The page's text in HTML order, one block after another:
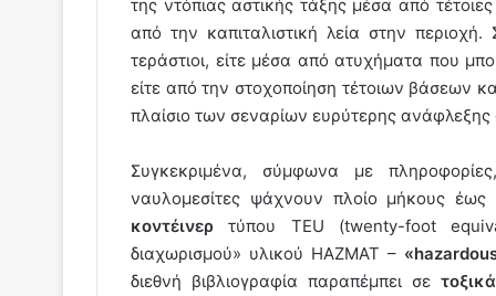
της ντόπιας αστικής τάξης μέσα από
από την καπιταλιστική λεία στην
τεράστιοι, είτε μέσα από ατυχήματα που
είτε από την στοχοποίηση τέτοιων βάσεων
πλαίσιο των σεναρίων ευρύτερης
Συγκεκριμένα, σύμφωνα με
ναυλομεσίτες ψάχνουν πλοίο μήκους
κοντέινερ τύπου TEU (twenty-foot
διαχωρισμού» υλικού HAZMAT –
διεθνή βιβλιογραφία παραπέμπει σε